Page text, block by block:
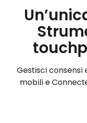
Gestisci
mobili e